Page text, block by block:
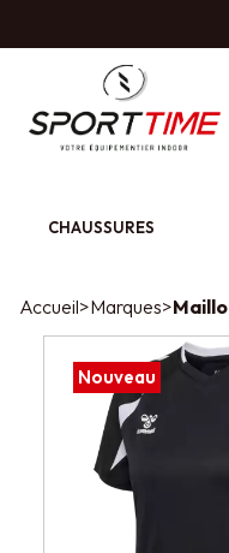
CHAUSSURES
Accueil>Marques>
Nouveau